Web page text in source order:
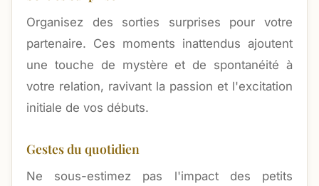
Organisez des sorties surprises pour votre
partenaire. Ces moments inattendus ajoutent
une touche de mystère et de spontanéité à
votre relation, ravivant la passion et l'excitation
initiale de vos débuts.
Gestes du quotidien
Ne sous-estimez pas l'impact des petits